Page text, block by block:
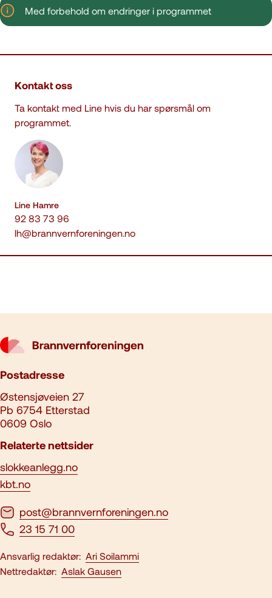
Med forbehold om endringer i programmet
Kontakt oss
Ta kontakt med Line hvis du har spørsmål om
programmet.
Line Hamre
92 83 73 96
lh@brannvernforeningen.no
Postadresse
Østensjøveien 27
Pb 6754 Etterstad
0609 Oslo
Relaterte nettsider
slokkeanlegg.no
kbt.no
post@brannvernforeningen.no
23 15 71 00
Ansvarlig redaktør: Ari Soilammi
Nettredaktør: Aslak Gausen